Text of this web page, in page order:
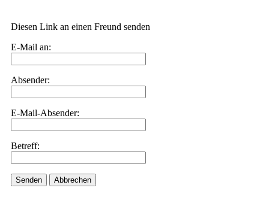
Diesen Link an einen Freund senden
E-Mail an:
Absender:
E-Mail-Absender:
Betreff:
Senden Abbrechen